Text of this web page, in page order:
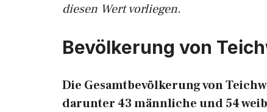
diesen Wert vorliegen.
Bevölkerung von
Die Gesamtbevölkerung von
darunter 43 männliche und 54